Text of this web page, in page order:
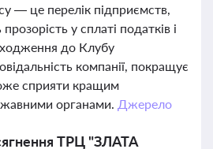
— це перелік підприємств,
у сплаті податків і
до Клубу
компанії, покращує
сприяти кращим
органами. Джерело
ТРЦ "ЗЛАТА